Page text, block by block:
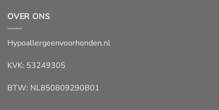
OVER ONS
Hypoallergeenvoorhonden.nl
KVK: 53249305
BTW: NL850809290B01